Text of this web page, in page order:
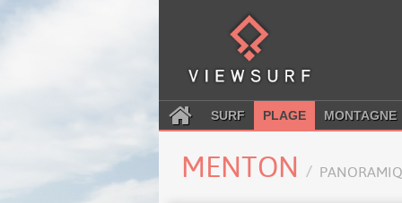
SURF PLAGE MONTAGNE
MENTON